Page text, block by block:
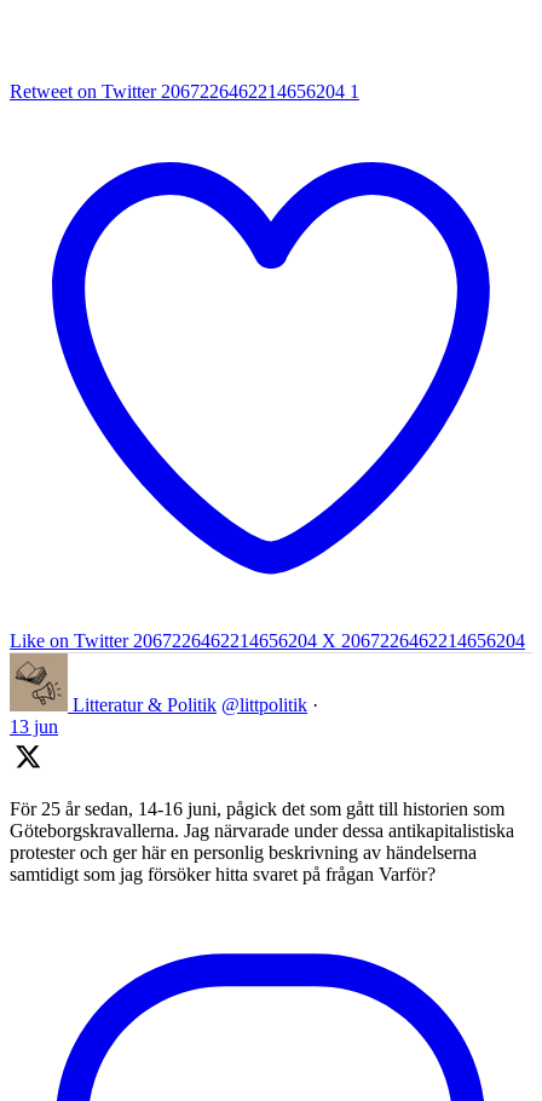
Retweet on Twitter 2067226462214656204 1
Like on Twitter 2067226462214656204 X 2067226462214656204
Litteratur & Politik @littpolitik ·
13 jun
För 25 år sedan, 14-16 juni, pågick det som gått till historien som
Göteborgskravallerna. Jag närvarade under dessa antikapitalistiska
protester och ger här en personlig beskrivning av händelserna
samtidigt som jag försöker hitta svaret på frågan Varför?